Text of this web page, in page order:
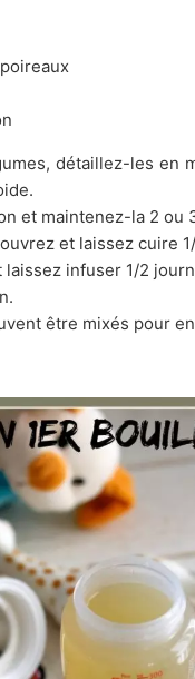
détaillez-les en
et maintenez-la 2 ou
et laissez cuire
laissez infuser 1/2
être mixés pour